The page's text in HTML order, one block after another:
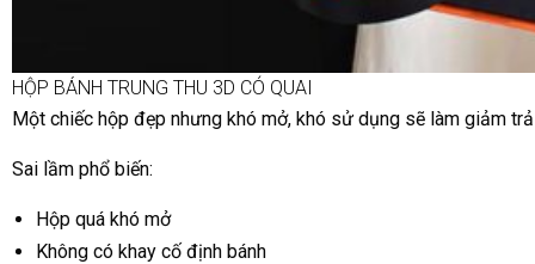
HỘP BÁNH TRUNG THU 3D CÓ QUAI
Một chiếc hộp đẹp nhưng khó mở, khó sử dụng sẽ làm giảm
Sai lầm phổ biến:
Hộp quá khó mở
Không có khay cố định bánh